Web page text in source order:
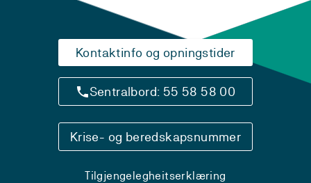
Kontaktinfo og opningstider
Sentralbord: 55 58 58 00
Krise- og beredskapsnummer
Tilgjengelegheitserklæring